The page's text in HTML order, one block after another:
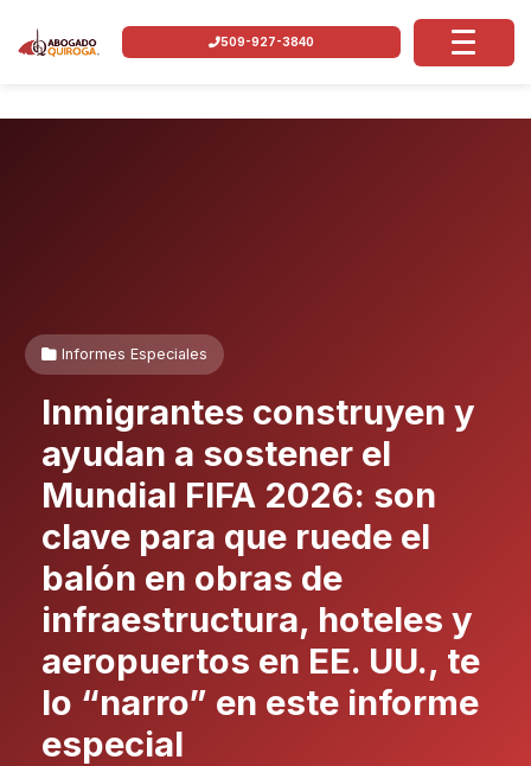
509-927-3840
Informes Especiales
Inmigrantes construyen y
ayudan a sostener el
Mundial FIFA 2026: son
clave para que ruede el
balón en obras de
infraestructura, hoteles y
aeropuertos en EE. UU., te
lo “narro” en este informe
especial